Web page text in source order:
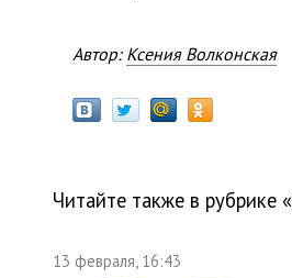
Автор: Ксения Волконская
Читайте также в рубрике «
13 февраля, 16:43